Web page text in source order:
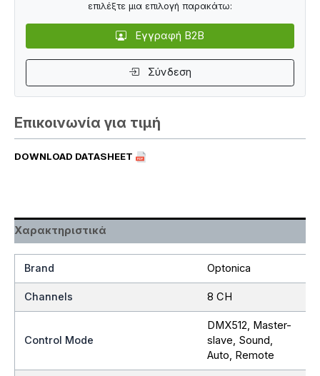
Επικοινωνία για τιμή
DOWNLOAD DATASHEET
επιλέξτε μια επιλογή παρακάτω:
Εγγραφή B2B
Σύνδεση
Χαρακτηριστικά
Brand Optonica
Channels 8 CH
Control Mode
DMX512, Master-
slave, Sound,
Auto, Remote